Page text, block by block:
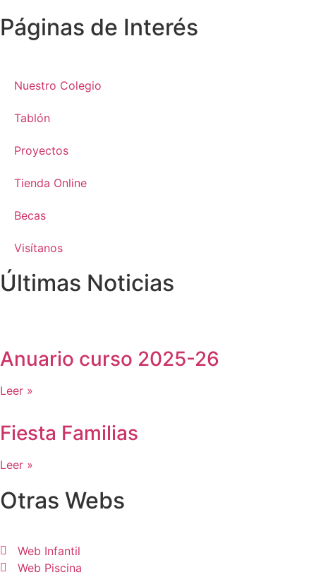
Páginas de Interés
Nuestro Colegio
Tablón
Proyectos
Tienda Online
Becas
Visítanos
Últimas Noticias
Anuario curso 2025-26
Leer »
Fiesta Familias
Leer »
Otras Webs
Web Infantil
Web Piscina